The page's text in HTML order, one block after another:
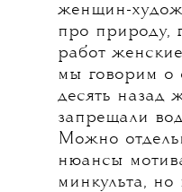
женщин-
про природу,
работ
мы говорим о
десять назад
запрещали
Можно
нюансы
минкульта, но